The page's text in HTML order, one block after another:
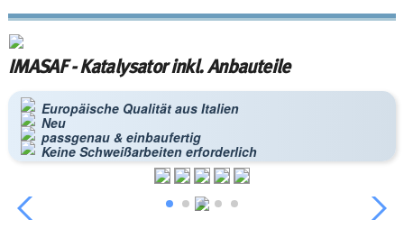
IMASAF - Katalysator inkl. Anbauteile
Europäische Qualität aus Italien
Neu
passgenau & einbaufertig
Keine Schweißarbeiten erforderlich